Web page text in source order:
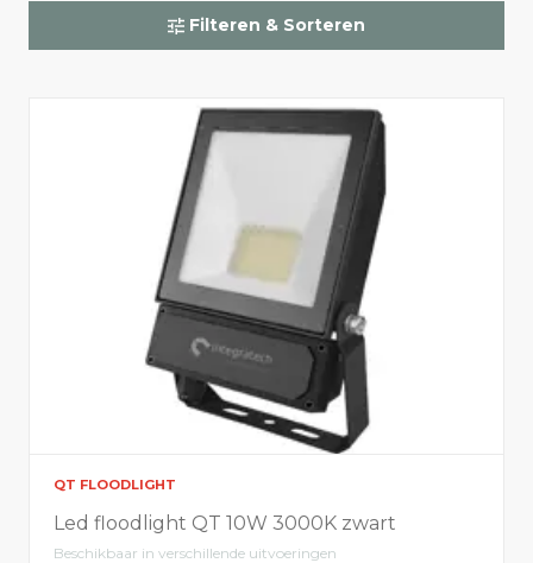
Sport & terreinverlichting
Filteren & Sorteren
QT FLOODLIGHT
Led floodlight QT 10W 3000K zwart
Beschikbaar in verschillende uitvoeringen